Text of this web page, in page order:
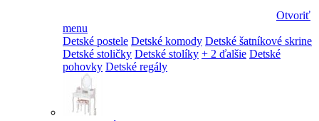
Otvoriť
menu
Detské postele Detské komody Detské šatníkové skrine
Detské stoličky Detské stolíky + 2 ďalšie Detské
pohovky Detské regály